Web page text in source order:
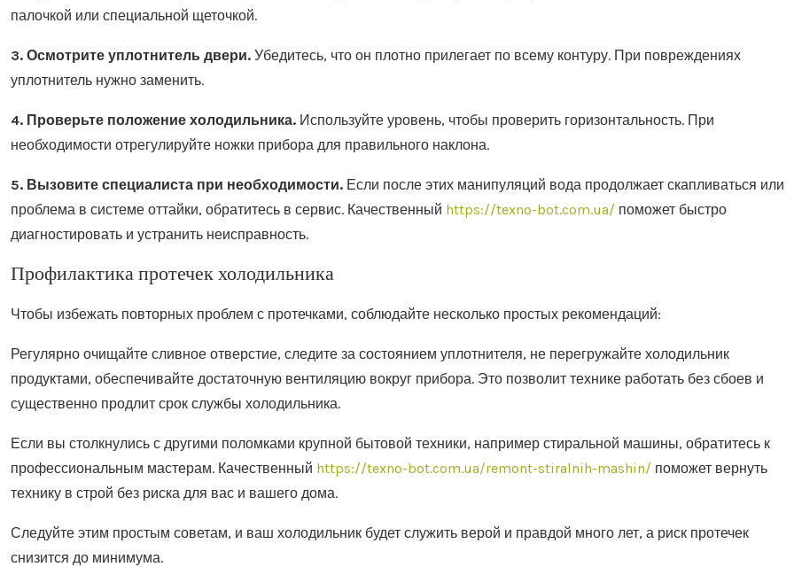
палочкой или специальной щеточкой.
3. Осмотрите уплотнитель двери. Убедитесь, что он плотно прилегает по всему контуру. При повреждениях
уплотнитель нужно заменить.
4. Проверьте положение холодильника. Используйте уровень, чтобы проверить горизонтальность. При
необходимости отрегулируйте ножки прибора для правильного наклона.
5. Вызовите специалиста при необходимости. Если после этих манипуляций вода продолжает скапливаться или
проблема в системе оттайки, обратитесь в сервис. Качественный https://texno-bot.com.ua/ поможет быстро
диагностировать и устранить неисправность.
Профилактика протечек холодильника
Чтобы избежать повторных проблем с протечками, соблюдайте несколько простых рекомендаций:
Регулярно очищайте сливное отверстие, следите за состоянием уплотнителя, не перегружайте холодильник
продуктами, обеспечивайте достаточную вентиляцию вокруг прибора. Это позволит технике работать без сбоев и
существенно продлит срок службы холодильника.
Если вы столкнулись с другими поломками крупной бытовой техники, например стиральной машины, обратитесь к
профессиональным мастерам. Качественный https://texno-bot.com.ua/remont-stiralnih-mashin/ поможет вернуть
технику в строй без риска для вас и вашего дома.
Следуйте этим простым советам, и ваш холодильник будет служить верой и правдой много лет, а риск протечек
снизится до минимума.